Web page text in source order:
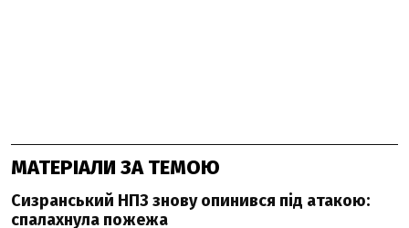
МАТЕРІАЛИ ЗА ТЕМОЮ
Сизранський НПЗ знову опинився під атакою:
спалахнула пожежа